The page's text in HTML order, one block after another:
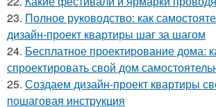
23. Полное руководство: как
дизайн-проект квартиры шаг за шагом
24. Бесплатное проектирование дома:
спроектировать свой дом
25. Создаем дизайн-проект квартиры
пошаговая инструкция